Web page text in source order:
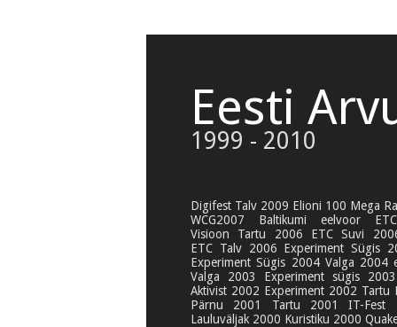
Eesti
1999 - 2010
Digifest Talv 2009 Elioni 100 Mega
WCG2007 Baltikumi eelvoor
Visioon Tartu 2006 ETC Suvi
ETC Talv 2006 Experiment Sügis
Experiment Sügis 2004 Valga
Valga 2003 Experiment sügis
Aktivist 2002 Experiment 2002
Pärnu 2001 Tartu 2001 IT-Fest
Lauluväljak 2000 Kuristiku 2000